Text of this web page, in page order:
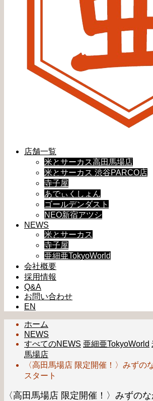
店舗一覧
米とサーカス高田馬場店
米とサーカス 渋谷PARCO店
寺子屋
あでぃくしょん
ゴールデンダスト
NEO新宿アツシ
NEWS
米とサーカス
寺子屋
亜細亜TokyoWorld
会社概要
採用情報
Q&A
お問い合わせ
EN
ホーム
NEWS
すべてのNEWS 亜細亜TokyoWorld
馬場店
〈高田馬場店 限定開催！〉みずの
スタート
〈高田馬場店 限定開催！〉みずの